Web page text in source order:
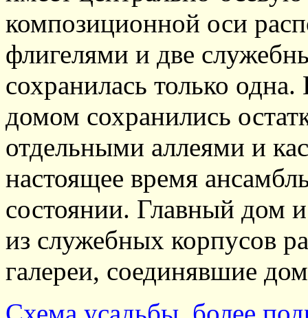
композиционной оси
флигелями и две
сохранилась только
домом сохранились
отдельными аллеями и
настоящее время
состоянии. Главный дом
из служебных корпусов
галереи, соединявшие